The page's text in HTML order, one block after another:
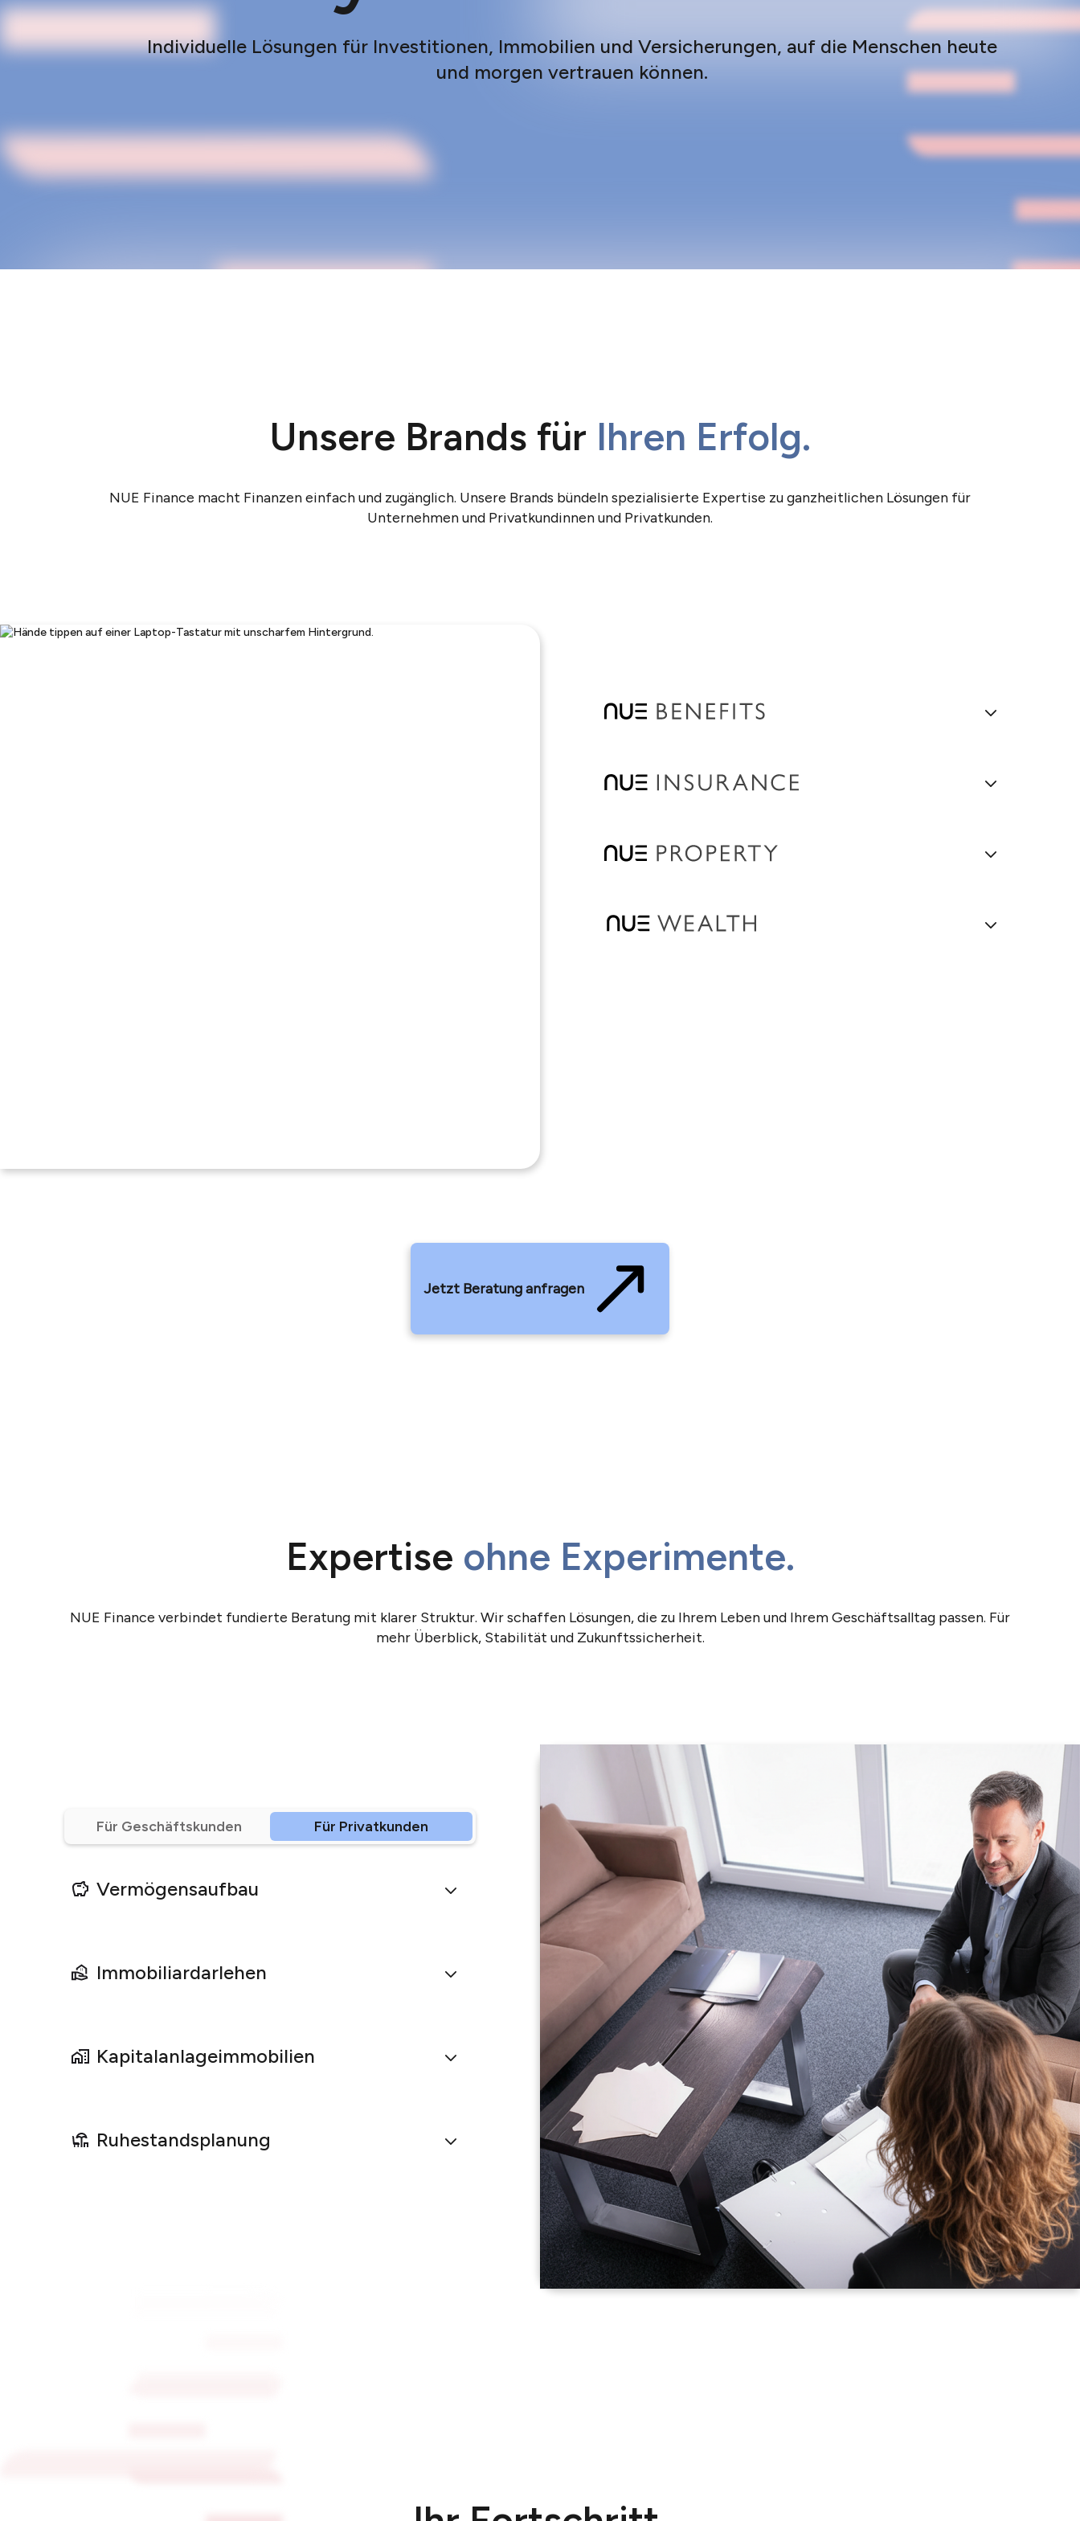
Individuelle Lösungen für Investitionen, Immobilien und Versicherungen, auf die Menschen heute
und morgen vertrauen können.
Unsere Brands für Ihren Erfolg.
NUE Finance macht Finanzen einfach und zugänglich. Unsere Brands bündeln spezialisierte Expertise zu ganzheitlichen Lösungen für
Unternehmen und Privatkundinnen und Privatkunden.
Jetzt Beratung anfragen
Expertise ohne Experimente.
NUE Finance verbindet fundierte Beratung mit klarer Struktur. Wir schaffen Lösungen, die zu Ihrem Leben und Ihrem Geschäftsalltag passen. Für
mehr Überblick, Stabilität und Zukunftssicherheit.
Für Geschäftskunden Für Privatkunden
Vermögensaufbau
Immobiliardarlehen
Kapitalanlage­immobilien
Ruhestandsplanung